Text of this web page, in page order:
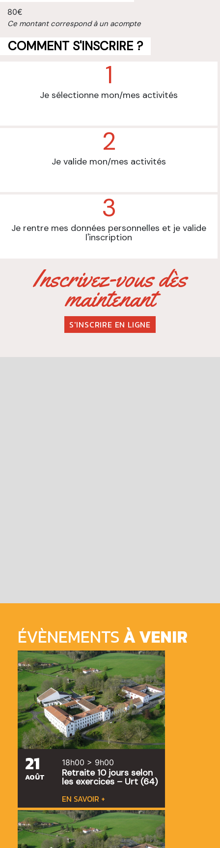
80€
Ce montant correspond à un acompte
COMMENT S'INSCRIRE ?
1
Je sélectionne mon/mes activités
2
Je valide mon/mes activités
3
Je rentre mes données personnelles et je valide
l'inscription
Inscrivez-vous dès
maintenant
S'INSCRIRE EN LIGNE
ÉVÈNEMENTS À VENIR
21
AOÛT
18h00 > 9h00
Retraite 10 jours selon
les exercices – Urt (64)
EN SAVOIR +